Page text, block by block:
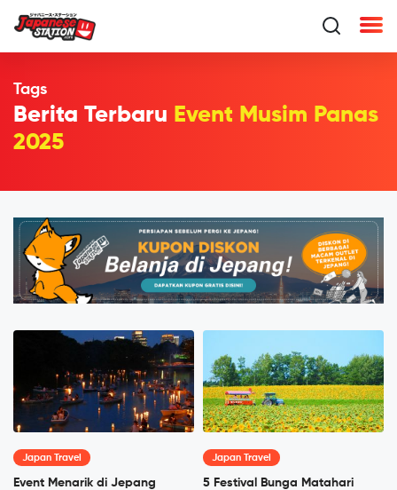
Tags
Berita Terbaru Event Musim Panas
2025
Japan Travel
Event Menarik di Jepang
Japan Travel
5 Festival Bunga Matahari